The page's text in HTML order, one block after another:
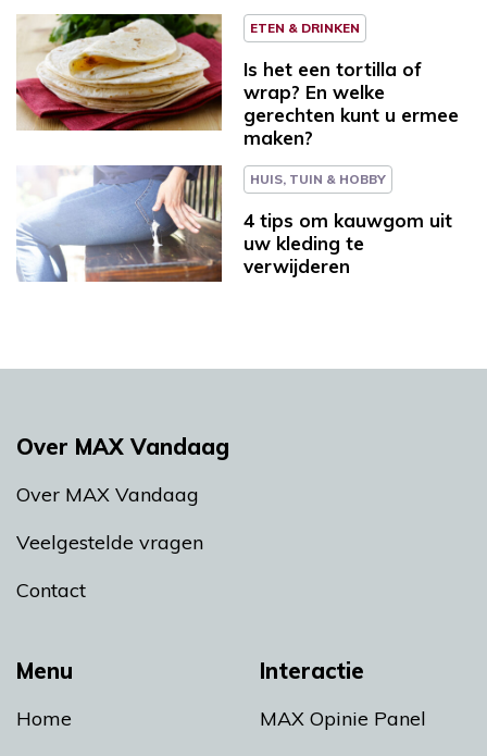
ETEN & DRINKEN
Is het een tortilla of
wrap? En welke
gerechten kunt u ermee
maken?
HUIS, TUIN & HOBBY
4 tips om kauwgom uit
uw kleding te
verwijderen
Menu
Home
Interactie
MAX Opinie Panel
Over MAX Vandaag
Over MAX Vandaag
Veelgestelde vragen
Contact